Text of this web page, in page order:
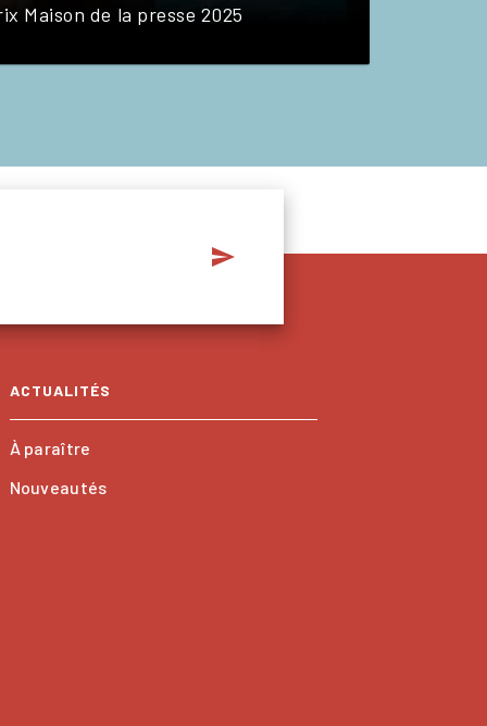
Maison de la presse 2025
send
ACTUALITÉS
À paraître
Nouveautés